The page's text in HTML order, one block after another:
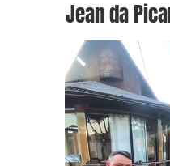
Jean da